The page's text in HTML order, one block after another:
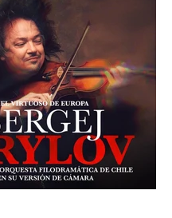
Eva Ayllón, al Cuarteto Austral y
que recorrerá seis décadas
que transformaron l